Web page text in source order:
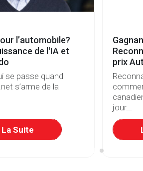
l’automobile?
de l'IA et
se passe quand
s’arme de la
Suite
prix
jour...